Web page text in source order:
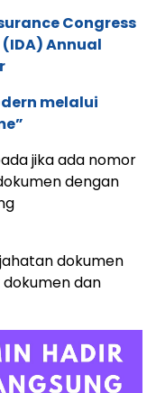
Congress
Annual
melalui
jika ada nomor
dengan
dokumen
dan